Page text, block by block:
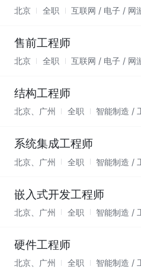
北京 全职 互联网 / 电子 / 网
售前工程师
北京 全职 互联网 / 电子 / 网
结构工程师
北京、广州 全职 智能制造 /
系统集成工程师
北京、广州 全职 智能制造 /
嵌入式开发工程师
北京、广州 全职 智能制造 /
硬件工程师
北京、广州 全职 智能制造 /